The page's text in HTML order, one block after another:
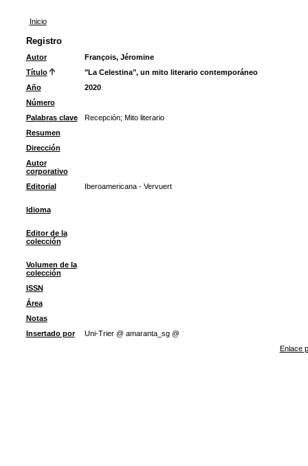
Inicio
Registro
Autor
François, Jéromine
Título
"La Celestina", un mito literario contemporáneo
Año
2020
Número
Palabras clave
Recepción; Mito literario
Resumen
Dirección
Autor
corporativo
Editorial
Iberoamericana - Vervuert
Idioma
Editor de la
colección
Volumen de la
colección
ISSN
Área
Notas
Insertado por
Uni-Trier @ amaranta_sg @
Enlace